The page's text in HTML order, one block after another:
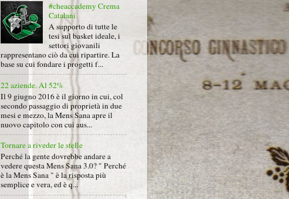
#cheaccademy Crema
Catalani
A supporto di tutte le
tesi sul basket ideale, i
settori giovanili
rappresentano ciò da cui ripartire. La
base su cui fondare i progetti f...
22 aziende. Al 52%
Il 9 giugno 2016 è il giorno in cui, col
secondo passaggio di proprietà in due
mesi e mezzo, la Mens Sana apre il
nuovo capitolo con cui aus...
Tornare a riveder le stelle
Perché la gente dovrebbe andare a
vedere questa Mens Sana 3.0? " Perché
è la Mens Sana " è la risposta più
semplice e vera, ed è q...